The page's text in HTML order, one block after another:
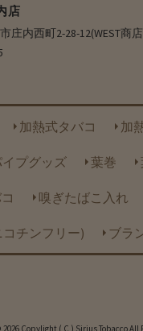
店
庄内西町2-28-12(WEST商
加熱式タバコ 加
プグッズ 葉巻
嗅ぎたばこ入れ
チンフリー) ブラ
2026 Copylight ( C ) Sirius Tobacco All